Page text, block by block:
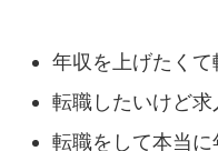
年収を上げたくて
転職したいけど求
転職をして本当